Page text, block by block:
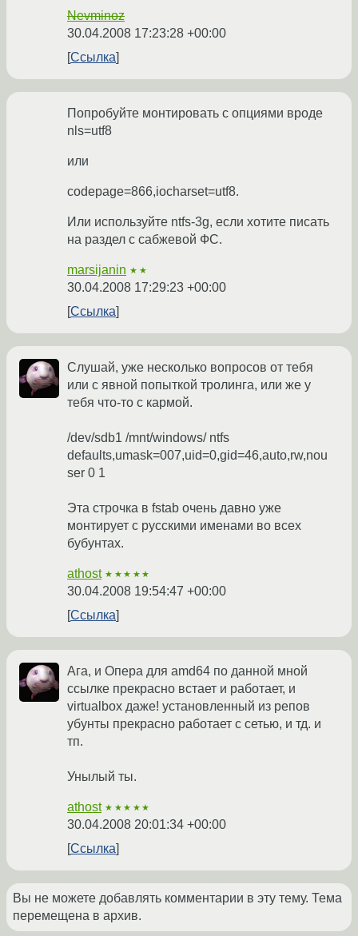
Nevminoz
30.04.2008 17:23:28 +00:00
Ссылка
Попробуйте монтировать с опциями вроде
nls=utf8
или
codepage=866,iocharset=utf8.
Или используйте ntfs-3g, если хотите писать
на раздел с сабжевой ФС.
marsijanin ★★
30.04.2008 17:29:23 +00:00
Ссылка
Слушай, уже несколько вопросов от тебя
или с явной попыткой тролинга, или же у
тебя что-то с кармой.
/dev/sdb1 /mnt/windows/ ntfs
defaults,umask=007,uid=0,gid=46,auto,rw,nou
ser 0 1
Эта строчка в fstab очень давно уже
монтирует с русскими именами во всех
бубунтах.
athost ★★★★★
30.04.2008 19:54:47 +00:00
Ссылка
Ага, и Опера для amd64 по данной мной
ссылке прекрасно встает и работает, и
virtualbox даже! установленный из репов
убунты прекрасно работает с сетью, и тд. и
тп.
Унылый ты.
athost ★★★★★
30.04.2008 20:01:34 +00:00
Ссылка
Вы не можете добавлять комментарии в эту тему. Тема
перемещена в архив.